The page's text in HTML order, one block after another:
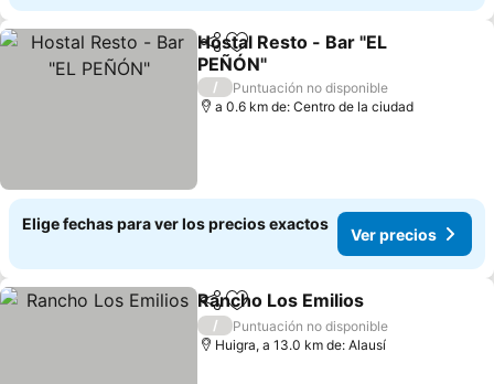
CompartirAgregar a favoritos
Hostal Resto - Bar "EL
PEÑÓN"
Ver precios
/
Puntuación no disponible
a 0.6 km de: Centro de la ciudad
Elige fechas para ver los precios exactos
Ver precios
CompartirAgregar a favoritos
Rancho Los Emilios
/
Puntuación no disponible
Huigra, a 13.0 km de: Alausí